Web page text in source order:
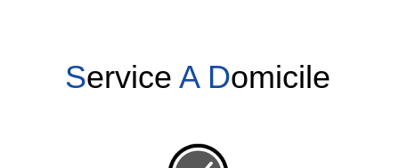
Service A Domicile